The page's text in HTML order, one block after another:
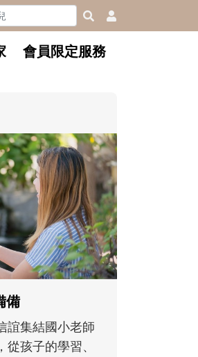
會員限定服務
起長大的那個男人│讀
不同模樣
生就擅長當爸爸！男人總是
「前所未有」的體驗中，跟
起長大。從給予安全感的肢
到獨立自主、角色認同及解
能力養成。爸爸正嘗試用不
，參與孩子每個重要的成長